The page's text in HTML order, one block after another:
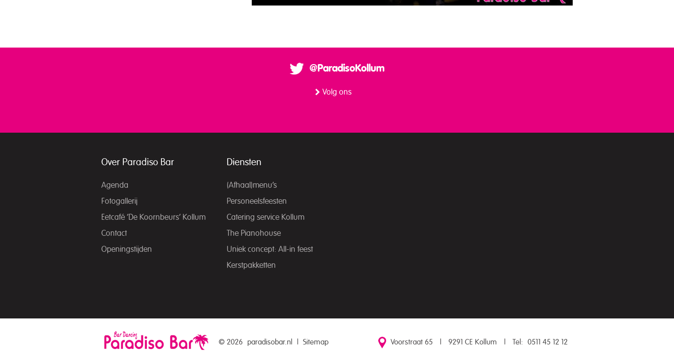
@ParadisoKollum
Volg ons
Over Paradiso Bar
Agenda
Fotogallerij
Eetcafé ‘De Koornbeurs’ Kollum
Contact
Openingstijden
Diensten
(Afhaal)menu’s
Personeelsfeesten
Catering service Kollum
The Pianohouse
Uniek concept: All-in feest
Kerstpakketten
© 2026 paradisobar.nl Sitemap Voorstraat 65 9291 CE Kollum Tel: 0511 45 12 12